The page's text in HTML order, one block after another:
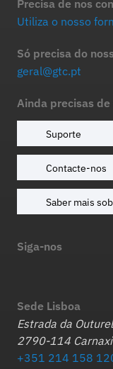
Precisa de nos
Utiliza o nosso
Só precisa do
geral@gtc.pt
Ainda precisas de
Suporte
Contacte-nos
Saber mais
Siga-nos
Sede Lisboa
Estrada da
2790-114
+351 214 158